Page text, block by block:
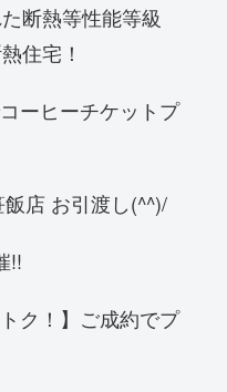
断熱等性能等級
住宅！
ーヒーチケットプ
店 お引渡し(^^)/
!!
ク！】ご成約でプ